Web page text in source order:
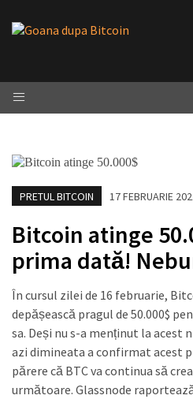
PRETUL BITCOIN 17 FEBRUARIE
Bitcoin atinge
prima dată!
În cursul zilei de 16 februarie,
depășească pragul de 50.000$
sa. Deși nu s-a menținut la
azi dimineata a confirmat acest
părere că BTC va continua să
următoare. Glassnode